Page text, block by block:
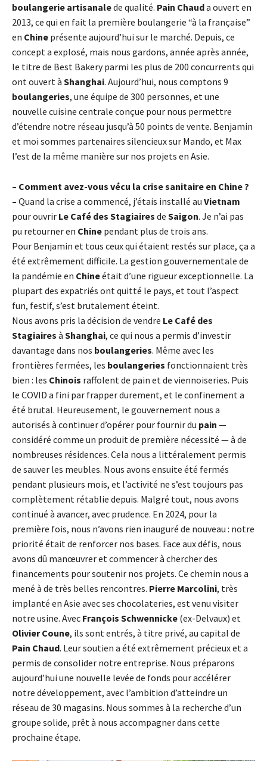
boulangerie artisanalede qualité. Pain Chauda ouvert en
2013, ce qui en fait la première boulangerie “à la française”
en Chine présente aujourd’hui sur le marché. Depuis, ce
concept a explosé, mais nous gardons, année après année,
le titre de Best Bakery parmi les plus de 200 concurrents qui
ont ouvert à Shanghai. Aujourd’hui, nous comptons 9
boulangeries, une équipe de 300 personnes, et une
nouvelle cuisine centrale conçue pour nous permettre
d’étendre notre réseau jusqu’à 50 points de vente. Benjamin
et moi sommes partenaires silencieux sur Mando, et Max
l’est de la même manière sur nos projets en Asie.
– Comment avez-vous vécu la crise sanitaire en Chine ?
– Quand la crise a commencé, j’étais installé au Vietnam
pour ouvrir Le Café des Stagiaires de Saigon. Je n’ai pas
pu retourner en Chine pendant plus de trois ans.
Pour Benjamin et tous ceux qui étaient restés sur place, ça a
été extrêmement difficile. La gestion gouvernementale de
la pandémie en Chineétait d’une rigueur exceptionnelle. La
plupart des expatriés ont quitté le pays, et tout l’aspect
fun, festif, s’est brutalement éteint.
Nous avons pris la décision de vendre Le Café des
Stagiaires à Shanghai, ce qui nous a permis d’investir
davantage dans nos boulangeries. Même avec les
frontières fermées, les boulangeries fonctionnaient très
bien : les Chinois raffolent de pain et de viennoiseries. Puis
le COVID a fini par frapper durement, et le confinement a
été brutal. Heureusement, le gouvernement nous a
autorisés à continuer d’opérer pour fournir du pain —
considéré comme un produit de première nécessité — à de
nombreuses résidences. Cela nous a littéralement permis
de sauver les meubles. Nous avons ensuite été fermés
pendant plusieurs mois, et l’activité ne s’est toujours pas
complètement rétablie depuis. Malgré tout, nous avons
continué à avancer, avec prudence. En 2024, pour la
première fois, nous n’avons rien inauguré de nouveau : notre
priorité était de renforcer nos bases. Face aux défis, nous
avons dû manœuvrer et commencer à chercher des
financements pour soutenir nos projets. Ce chemin nous a
mené à de très belles rencontres. Pierre Marcolini, très
implanté en Asie avec ses chocolateries, est venu visiter
notre usine. Avec François Schwennicke (ex-Delvaux) et
Olivier Coune, ils sont entrés, à titre privé, au capital de
Pain Chaud. Leur soutien a été extrêmement précieux et a
permis de consolider notre entreprise. Nous préparons
aujourd’hui une nouvelle levée de fonds pour accélérer
notre développement, avec l’ambition d’atteindre un
réseau de 30 magasins. Nous sommes à la recherche d’un
groupe solide, prêt à nous accompagner dans cette
prochaine étape.